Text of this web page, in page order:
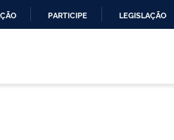
PARTICIPE LEGISLAÇÃO